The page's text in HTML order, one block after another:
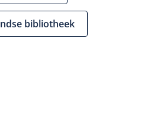
bibliotheek